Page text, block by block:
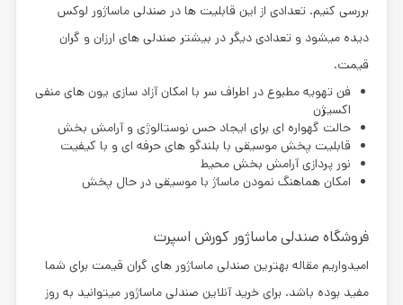
بررسی کنیم. تعدادی از این قابلیت ها در صندلی ماساژور لوکس
دیده میشود و تعدادی دیگر در بیشتر صندلی های ارزان و گران
قیمت.
فن تهویه مطبوع در اطراف سر با امکان آزاد سازی یون های منفی
اکسیژن
حالت گهواره ای برای ایجاد حس نوستالوژی و آرامش بخش
قابلیت پخش موسیقی با بلندگو های حرفه ای و با کیفیت
نور پردازی آرامش بخش محیط
امکان هماهنگ نمودن ماساژ با موسیقی در حال پخش
فروشگاه صندلی ماساژور کورش اسپرت
امیدواریم مقاله بهترین صندلی ماساژور های گران قیمت برای شما
مفید بوده باشد. برایخرید آنلاین صندلی ماساژور میتوانید به روز